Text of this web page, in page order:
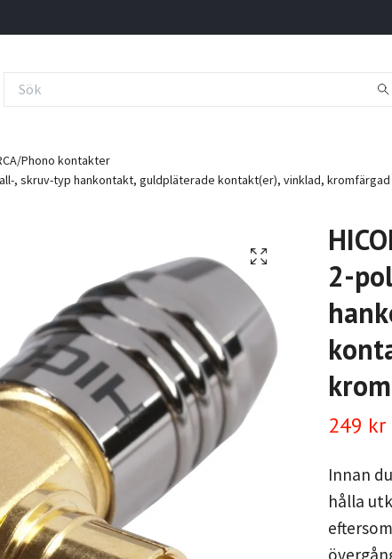
Phono kontakter
, skruv-typ hankontakt, guldpläterade kontakt(er), vinklad, kromfärgad
2-
249 kr
Innan
hålla